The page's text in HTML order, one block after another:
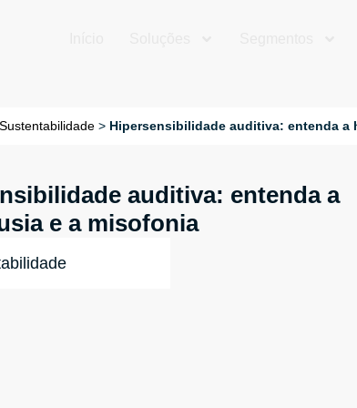
Sustentabilidade > Hipersensibilidade auditiva: entenda a
auditiva: entenda a
e a misofonia